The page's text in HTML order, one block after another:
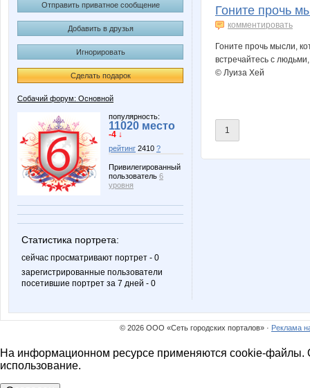
Отправить приватное сообщение
Добавить в друзья
Игнорировать
Сделать подарок
Собачий форум: Основной
популярность:
11020 место
-4 ↓
рейтинг 2410 ?
Привилегированный
пользователь 6
уровня
Статистика портрета:
сейчас просматривают портрет - 0
зарегистрированные пользователи
посетившие портрет за 7 дней - 0
Ve Sta
Гоните прочь
комментировать
Гоните прочь мысли,
встречайтесь с
© Луиза Хей
1
© 2026 ООО «Сеть городских порталов» · Реклама
На информационном ресурсе применяются cookie-файлы.
использование.